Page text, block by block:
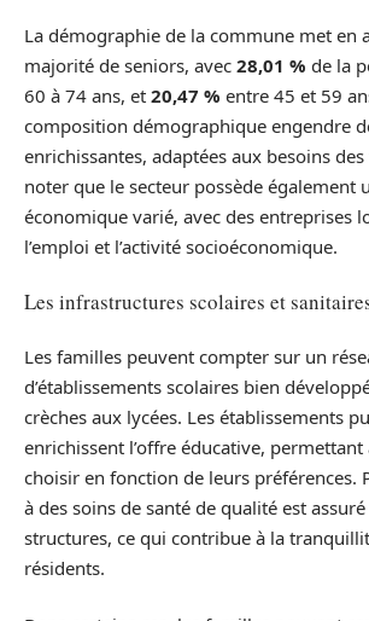
La démographie de la commune met en
majorité de seniors, avec 28,01 % de la
60 à 74 ans, et 20,47 % entre 45 et 59
composition démographique engendre
enrichissantes, adaptées aux besoins
noter que le secteur possède également
économique varié, avec des entreprises
l’emploi et l’activité socioéconomique.
Les infrastructures scolaires et
Les familles peuvent compter sur un
d’établissements scolaires bien
crèches aux lycées. Les établissements
enrichissent l’offre éducative,
choisir en fonction de leurs préférences.
à des soins de santé de qualité est
structures, ce qui contribue à la
résidents.